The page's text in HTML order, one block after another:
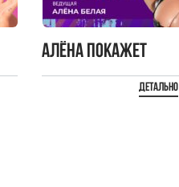
Алёна Покажет
Детально